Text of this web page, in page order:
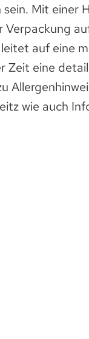
Mit einer
Verpackung
auf eine
Zeit eine
wie auch